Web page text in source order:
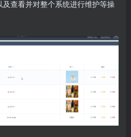
查看并对整个系统进行维护等操